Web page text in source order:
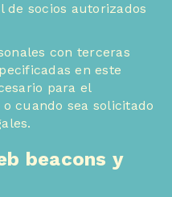
socios autorizados
con terceras
en este
para el
cuando sea solicitado
beacons y